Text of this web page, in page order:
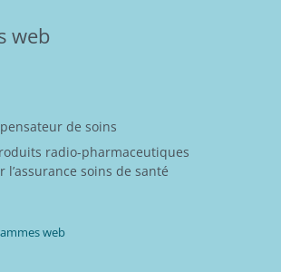
web
de soins
radio-pharmaceutiques
soins de santé
web